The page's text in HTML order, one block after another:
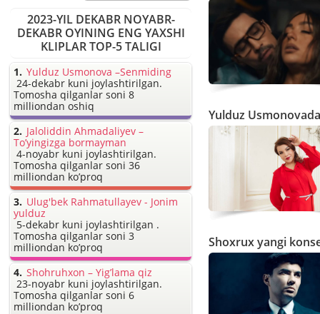
Yulduz
Shoxrux yangi
2023-YIL DEKABR NOYABR-
DEKABR OYINING ENG YAXSHI
KLIPLAR TOP-5 TALIGI
Yulduz Usmonova –Senmiding
24-dekabr kuni joylashtirilgan.
Tomosha qilganlar soni 8
milliondan oshiq
Jaloliddin Ahmadaliyev –
To’yingizga bormayman
4-noyabr kuni joylashtirilgan.
Tomosha qilganlar soni 36
milliondan ko’proq
Ulug'bek Rahmatullayev - Jonim
yulduz
5-dekabr kuni joylashtirilgan .
Tomosha qilganlar soni 3
milliondan ko’proq
Shohruhxon – Yig’lama qiz
23-noyabr kuni joylashtirilgan.
Tomosha qilganlar soni 6
milliondan ko’proq